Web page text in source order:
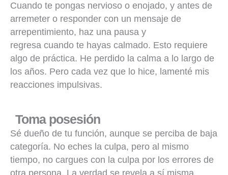
Cuando te pongas nervioso o enojado, y antes de
arremeter o responder con un mensaje de
arrepentimiento, haz una pausa y
regresa cuando te hayas calmado. Esto requiere
algo de práctica. He perdido la calma a lo largo de
los años. Pero cada vez que lo hice, lamenté mis
reacciones impulsivas.
Toma posesión
Sé dueño de tu función, aunque se perciba de baja
categoría. No eches la culpa, pero al mismo
tiempo, no cargues con la culpa por los errores de